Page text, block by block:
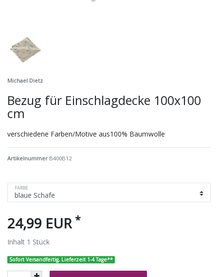
Michael Dietz
Bezug für Einschlagdecke 100x100
cm
verschiedene Farben/Motive aus100% Baumwolle
Artikelnummer B400B12
FARBE
24,99 EUR *
Inhalt 1 Stück
Sofort Versandfertig, Lieferzeit 1-4 Tage**